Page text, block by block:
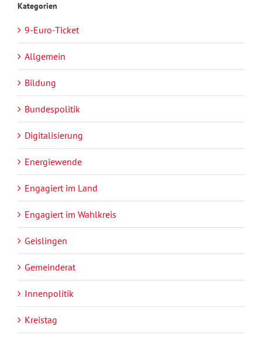
Kategorien
9-Euro-Ticket
Allgemein
Bildung
Bundespolitik
Digitalisierung
Energiewende
Engagiert im Land
Engagiert im Wahlkreis
Geislingen
Gemeinderat
Innenpolitik
Kreistag